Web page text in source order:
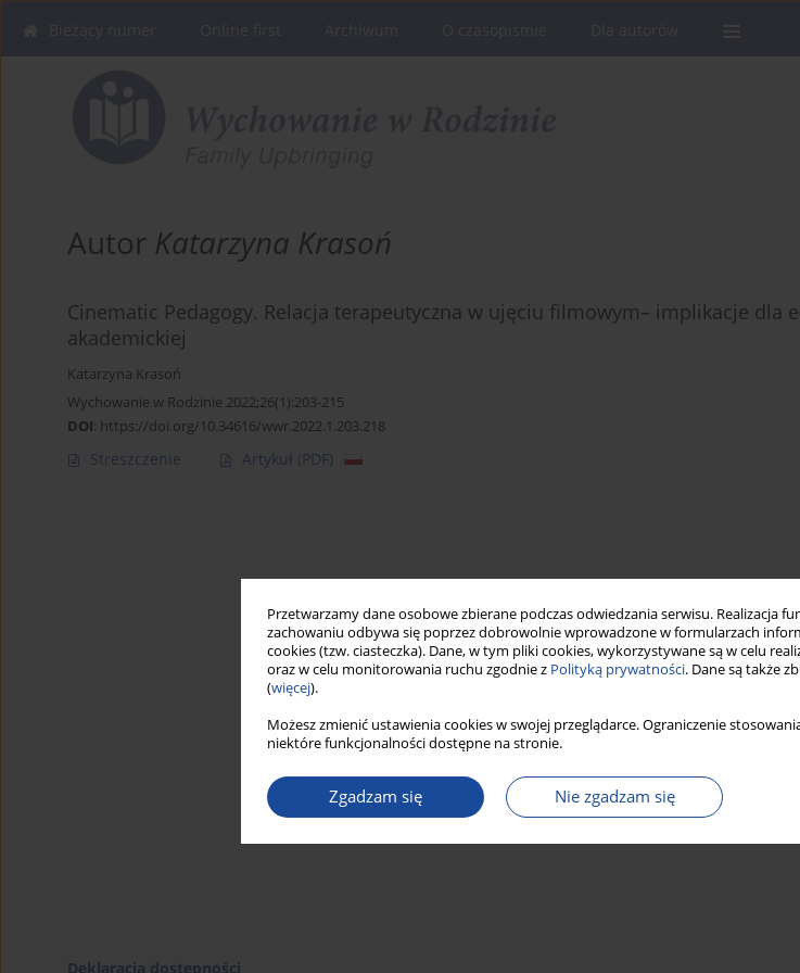
Przetwarzamy dane osobowe zbierane podczas odwiedzania serwisu. Realizacja
zachowaniu odbywa się poprzez dobrowolnie wprowadzone w formularzach
cookies (tzw. ciasteczka). Dane, w tym pliki cookies, wykorzystywane są w celu
oraz w celu monitorowania ruchu zgodnie z Polityką prywatności. Dane są także
(więcej).
Możesz zmienić ustawienia cookies w swojej przeglądarce. Ograniczenie
niektóre funkcjonalności dostępne na stronie.
Zgadzam się Nie zgadzam się
Autor Katarzyna Krasoń
Cinematic Pedagogy. Relacja terapeutyczna w ujęciu filmowym– implikacje dla
akademickiej
Katarzyna Krasoń
Wychowanie w Rodzinie 2022;26(1):203-215
DOI: https://doi.org/10.34616/wwr.2022.1.203.218
Streszczenie Artykuł (PDF)
Deklaracja dostępności